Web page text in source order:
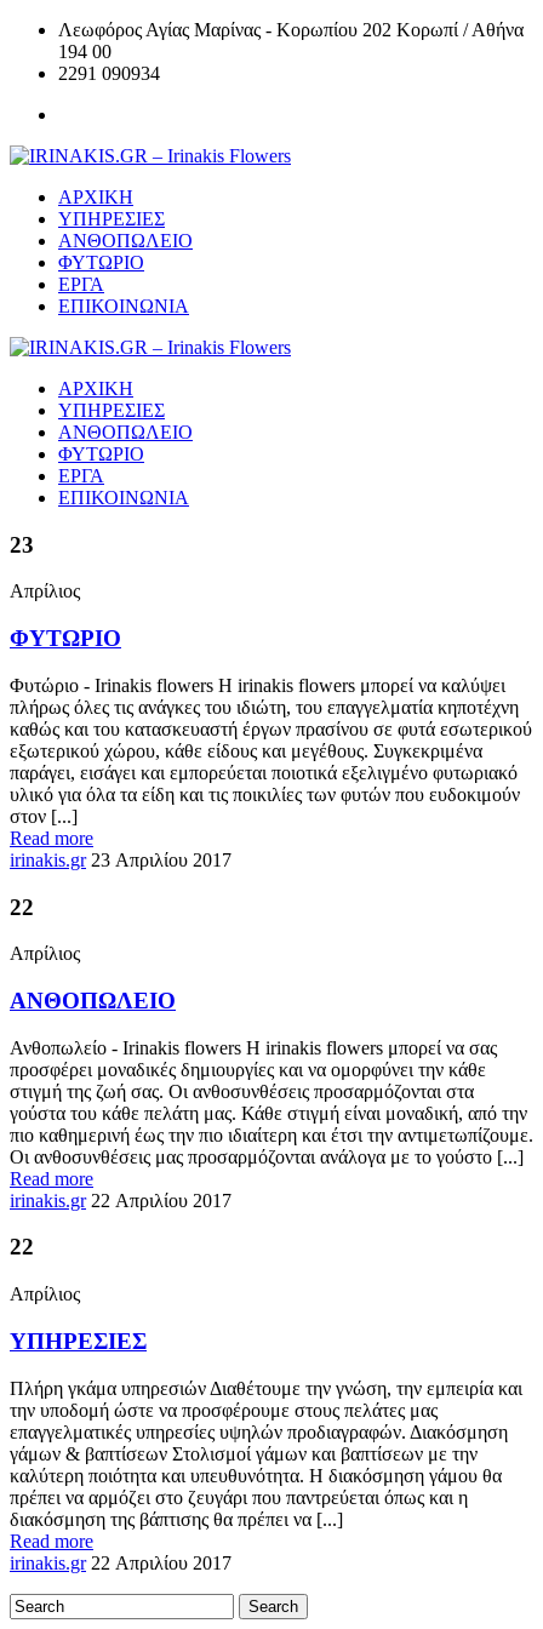
Λεωφόρος Αγίας Μαρίνας - Κορωπίου 202 Κορωπί / Αθήνα
194 00
2291 090934
ΑΡΧΙΚΗ
ΥΠΗΡΕΣΙΕΣ
ΑΝΘΟΠΩΛΕΙΟ
ΦΥΤΩΡΙΟ
ΕΡΓΑ
ΕΠΙΚΟΙΝΩΝΙΑ
ΑΡΧΙΚΗ
ΥΠΗΡΕΣΙΕΣ
ΑΝΘΟΠΩΛΕΙΟ
ΦΥΤΩΡΙΟ
ΕΡΓΑ
ΕΠΙΚΟΙΝΩΝΙΑ
23
Απρίλιος
ΦΥΤΩΡΙΟ
Φυτώριο - Irinakis flowers Η irinakis flowers μπορεί να καλύψει
πλήρως όλες τις ανάγκες του ιδιώτη, του επαγγελματία κηποτέχνη
καθώς και του κατασκευαστή έργων πρασίνου σε φυτά εσωτερικού
εξωτερικού χώρου, κάθε είδους και μεγέθους. Συγκεκριμένα
παράγει, εισάγει και εμπορεύεται ποιοτικά εξελιγμένο φυτωριακό
υλικό για όλα τα είδη και τις ποικιλίες των φυτών που ευδοκιμούν
στον [...]
Read more
irinakis.gr 23 Απριλίου 2017
22
Απρίλιος
ΑΝΘΟΠΩΛΕΙΟ
Ανθοπωλείο - Irinakis flowers Η irinakis flowers μπορεί να σας
προσφέρει μοναδικές δημιουργίες και να ομορφύνει την κάθε
στιγμή της ζωή σας. Οι ανθοσυνθέσεις προσαρμόζονται στα
γούστα του κάθε πελάτη μας. Κάθε στιγμή είναι μοναδική, από την
πιο καθημερινή έως την πιο ιδιαίτερη και έτσι την αντιμετωπίζουμε.
Οι ανθοσυνθέσεις μας προσαρμόζονται ανάλογα με το γούστο [...]
Read more
irinakis.gr 22 Απριλίου 2017
22
Απρίλιος
ΥΠΗΡΕΣΙΕΣ
Πλήρη γκάμα υπηρεσιών Διαθέτουμε την γνώση, την εμπειρία και
την υποδομή ώστε να προσφέρουμε στους πελάτες μας
επαγγελματικές υπηρεσίες υψηλών προδιαγραφών. Διακόσμηση
γάμων & βαπτίσεων Στολισμοί γάμων και βαπτίσεων με την
καλύτερη ποιότητα και υπευθυνότητα. Η διακόσμηση γάμου θα
πρέπει να αρμόζει στο ζευγάρι που παντρεύεται όπως και η
διακόσμηση της βάπτισης θα πρέπει να [...]
Read more
irinakis.gr 22 Απριλίου 2017